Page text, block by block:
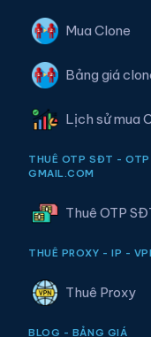
Mua Clone
Bảng giá
Lịch sử mua
THUÊ OTP SĐT - OTP
GMAIL.COM
Thuê OTP
THUÊ PROXY - IP -
Thuê Proxy
BLOG - BẢNG GIÁ
🚀 **Tăng
follow uy tín.
❤️ **Tăng
viral cho video.
👀 **Tăng
hướng nhanh
💬 **Tăng
thảo luận sôi